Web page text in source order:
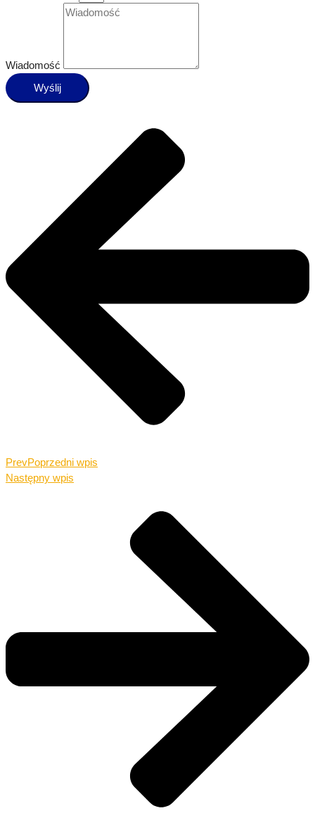
Wiadomość
Wyślij
PrevPoprzedni wpis
Następny wpis